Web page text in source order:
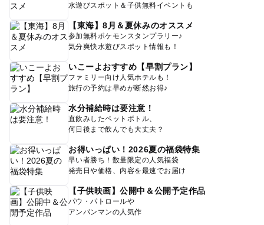
水遊びスポット＆子供無料イベントも
【東海】8月＆夏休みのオススメ
参加無料ポケモンスタンプラリー♪
気分爽快水遊びスポット情報も！
いこーよおすすめ【早割プラン】
ファミリー向け人気ホテルも！
旅行の予約は早めが断然お得♪
水分補給時は要注意！
直飲みしたペットボトル、
何日後まで飲んでも大丈夫？
お得いっぱい！2026夏の福袋特集
早い者勝ち！数量限定の人気福袋
発売日や価格、内容を最速でお届け
【子供映画】公開中＆公開予定作品
パウ・パトロールや
アンパンマンの人気作